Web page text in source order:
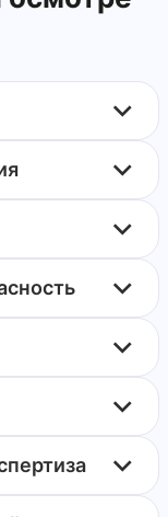
перед
профиле